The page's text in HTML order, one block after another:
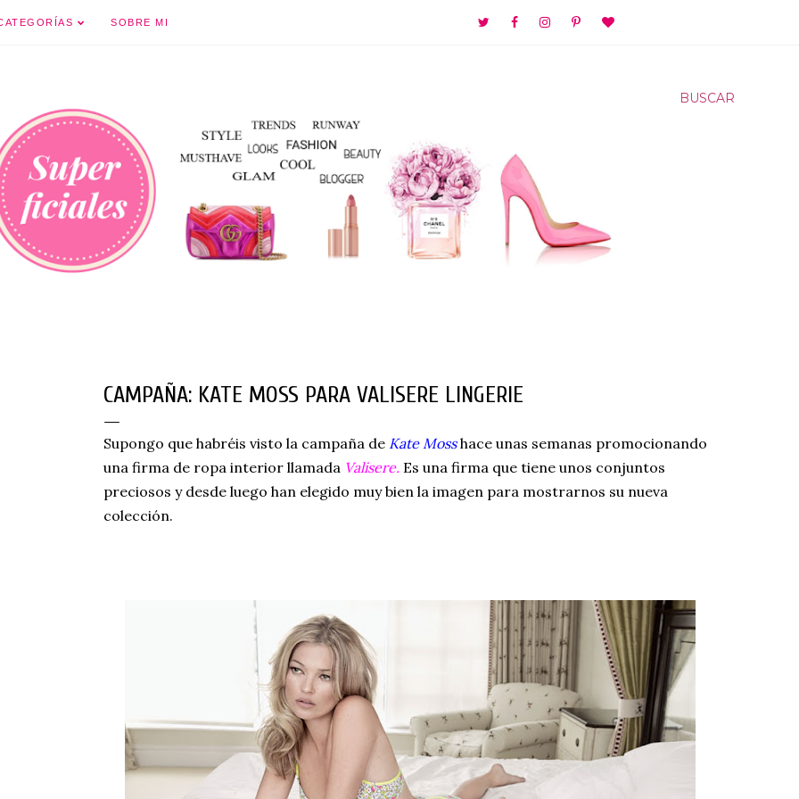
SOBRE MI
Ir al contenido principal
BUSCAR
CAMPAÑA: KATE MOSS PARA VALISERE LINGERIE
Supongo que habréis visto la campaña de Kate Mosshace unas semanas promocionando
una firma de ropa interior llamada Valisere. Es una firma que tiene unos conjuntos
preciosos y desde luego han elegido muy bien la imagen para mostrarnos su nueva
colección.